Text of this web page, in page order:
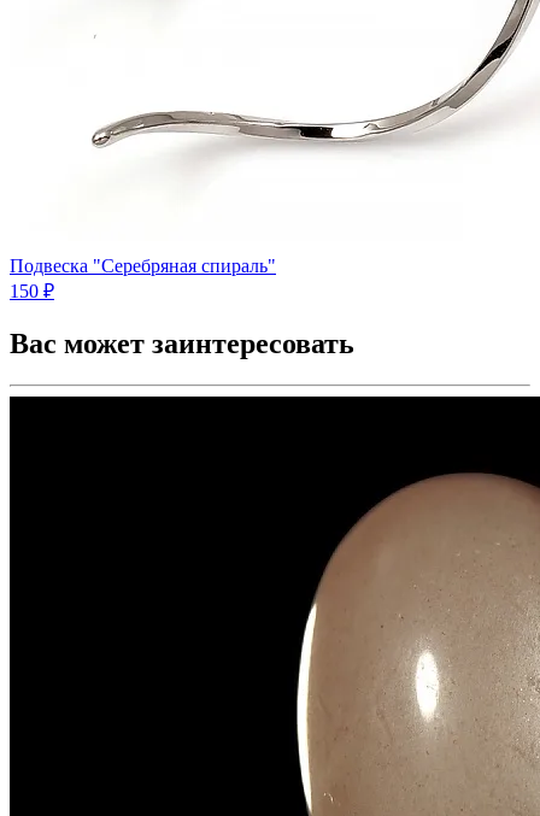
Подвеска "Серебряная спираль"
150 ₽
Вас может заинтересовать